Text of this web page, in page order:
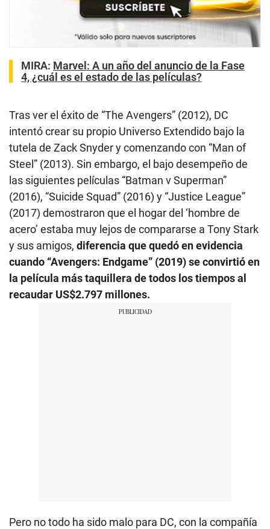
MIRA: Marvel: A un año del anuncio de la Fase
4, ¿cuál es el estado de las películas?
Tras ver el éxito de “The Avengers” (2012), DC
intentó crear su propio Universo Extendido bajo la
tutela de Zack Snyder y comenzando con “Man of
Steel” (2013). Sin embargo, el bajo desempeño de
las siguientes películas “Batman v Superman”
(2016), “Suicide Squad” (2016) y “Justice League”
(2017) demostraron que el hogar del ‘hombre de
acero’ estaba muy lejos de compararse a Tony Stark
y sus amigos, diferencia que quedó en evidencia
cuando “Avengers: Endgame” (2019) se convirtió en
la película más taquillera de todos los tiempos al
recaudar US$2.797 millones.
Pero no todo ha sido malo para DC, con la compañía